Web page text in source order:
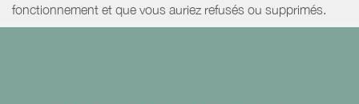
fonctionnement et que vous auriez refusés ou supprimés.